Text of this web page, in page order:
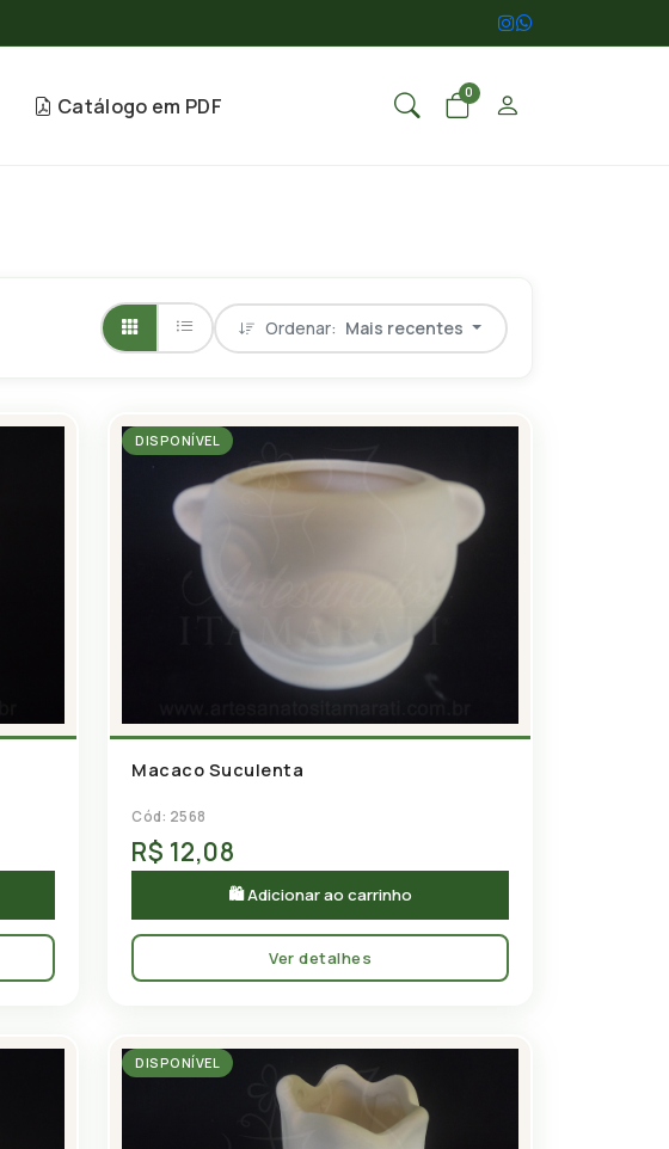
Catálogo em PDF
0
Ordenar: Mais recentes
DISPONÍVEL
Macaco Suculenta
Cód: 2568
R$ 12,08
🛍 Adicionar ao carrinho
Ver detalhes
DISPONÍVEL